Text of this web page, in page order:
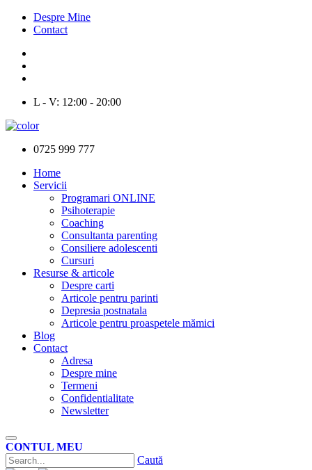
Despre Mine
Contact
L - V: 12:00 - 20:00
0725 999 777
Home
Servicii
Programari ONLINE
Psihoterapie
Coaching
Consultanta parenting
Consiliere adolescenti
Cursuri
Resurse & articole
Despre carti
Articole pentru parinti
Depresia postnatala
Articole pentru proaspetele mămici
Blog
Contact
Adresa
Despre mine
Termeni
Confidentialitate
Newsletter
CONTUL MEU
Caută